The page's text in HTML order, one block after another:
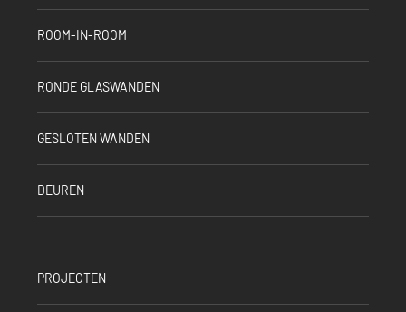
ROOM-IN-ROOM
RONDE GLASWANDEN
GESLOTEN WANDEN
DEUREN
PROJECTEN